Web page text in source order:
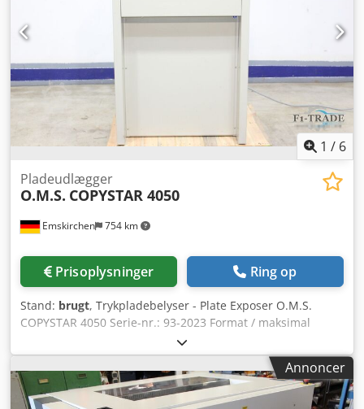
1 / 6
Emskirchen 754 km
Pladeudlægger
O.M.S. COPYSTAR 4050
Prisoplysninger Ring op
Stand: brugt, Trykpladebelyser - Plate Exposer O.M.S.
COPYSTAR 4050 Serie-nr.: 93-2023 Format / maksimal
størrelse: 400 x 500 mm Codpfxev Am Rvs Acmsha
Spænding: 230V AC - 2800W Online-videoinspektion via
WhatsApp, MS Zoom eller Telegram På lager i
Emskirchen/Nürnberg - Straks tilgængelig - Kan afprøves
Annoncer